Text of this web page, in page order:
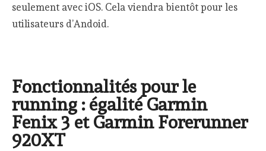
seulement avec iOS. Cela viendra bientôt pour les
utilisateurs d’Andoid.
Fonctionnalités pour le
running : égalité Garmin
Fenix 3 et Garmin Forerunner
920XT